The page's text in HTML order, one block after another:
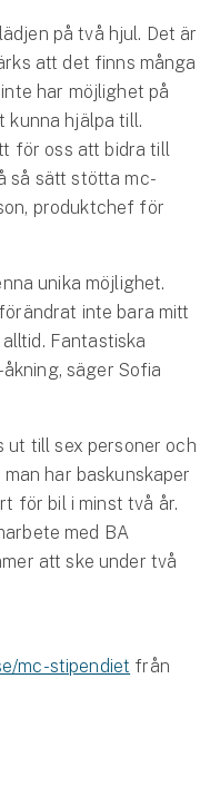
på två hjul. Det är
att det finns många
har möjlighet på
kunna hjälpa till.
för oss att bidra till
så sätt stötta mc-
produktchef för
unika möjlighet.
inte bara mitt
Fantastiska
säger Sofia
ut till sex personer och
har baskunskaper
för bil i minst två år.
med BA
att ske under två
mc-stipendiet från